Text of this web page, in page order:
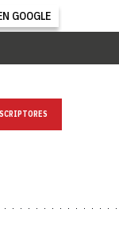
GOOGLE